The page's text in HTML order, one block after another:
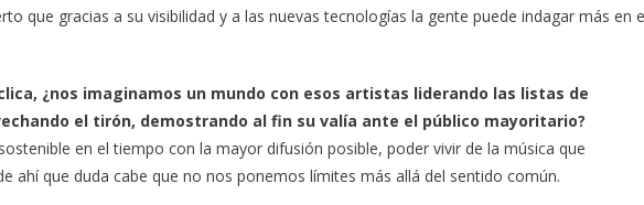
que gracias a su visibilidad y a las nuevas tecnologías la gente puede indagar más en
¿nos imaginamos un mundo con esos artistas liderando las listas de
el tirón, demostrando al fin su valía ante el público mayoritario?
en el tiempo con la mayor difusión posible, poder vivir de la música que
ahí que duda cabe que no nos ponemos límites más allá del sentido común.